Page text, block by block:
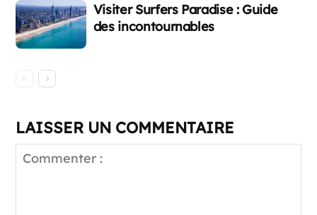
Visiter Surfers Paradise : Guide
des incontournables
LAISSER UN COMMENTAIRE